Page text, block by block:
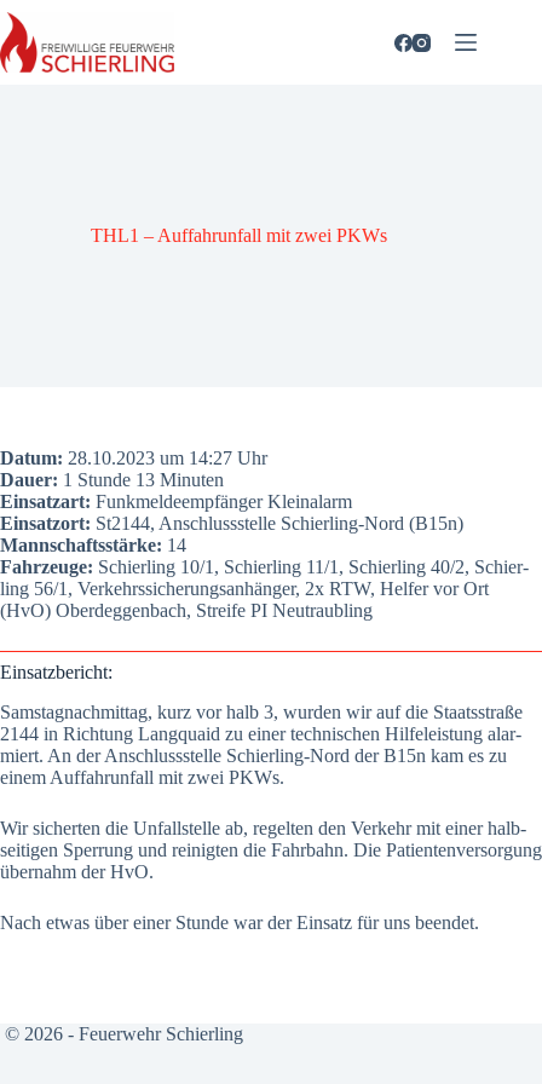
Zum
Inhalt
springen
THL1 – Auf­fahr­un­fall mit zwei PKWs
Datum: 28.10.2023 um 14:27 Uhr
Dau­er: 1 Stun­de 13 Minu­ten
Ein­satz­art: Funk­mel­de­emp­fän­ger Kleinalarm
Ein­satz­ort: St2144, Anschluss­stel­le Schier­ling-Nord (B15n)
Mann­schafts­stär­ke: 14
Fahr­zeu­ge: Schier­ling 10/1, Schier­ling 11/1, Schier­ling 40/2, Schier­
ling 56/1, Ver­kehrs­si­che­rungs­an­hän­ger, 2x RTW, Hel­fer vor Ort
(HvO) Oberdeg­gen­bach, Strei­fe PI Neu­traub­ling
Ein­satz­be­richt:
Sams­tag­nach­mit­tag, kurz vor halb 3, wur­den wir auf die Staats­stra­ße
2144 in Rich­tung Lang­quaid zu einer tech­ni­schen Hil­fe­leis­tung alar­
miert. An der Anschluss­stel­le Schier­ling-Nord der B15n kam es zu
einem Auf­fahr­un­fall mit zwei PKWs.
Wir sicher­ten die Unfall­stel­le ab, regel­ten den Ver­kehr mit einer halb­
sei­ti­gen Sper­rung und rei­nig­ten die Fahr­bahn. Die Pati­en­ten­ver­sor­gung
über­nahm der HvO.
Nach etwas über einer Stun­de war der Ein­satz für uns been­det.
© 2026 - Feuerwehr Schierling